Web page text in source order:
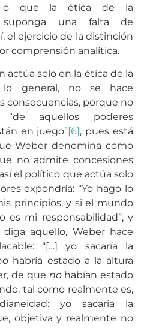
o que la ética de la
suponga una falta de
el ejercicio de la distinción
comprensión analítica.
actúa solo en la ética de la
lo general, no se hace
consecuencias, porque no
aquellos poderes
en juego”[6], pues está
Weber denomina como
no admite concesiones
el político que actúa solo
expondría: “Yo hago lo
principios, y si el mundo
es mi responsabilidad”, y
aquello, Weber hace
“[…] yo sacaría la
habría estado a la altura
de que nohabían estado
tal como realmente es,
yo sacaría la
objetiva y realmente no